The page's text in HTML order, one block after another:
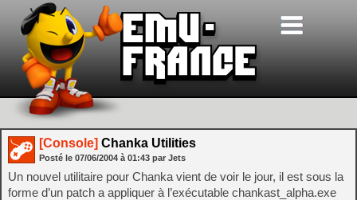
[Console] Chanka Utilities
Posté le 07/06/2004 à 01:43 par Jets
Un nouvel utilitaire pour Chanka vient de voir le jour, il est sous la
forme d’un patch a appliquer à l’exécutable chankast_alpha.exe